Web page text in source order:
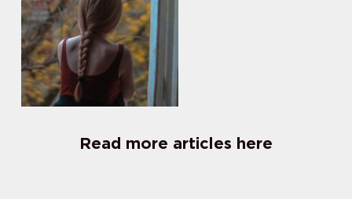
Read more articles here